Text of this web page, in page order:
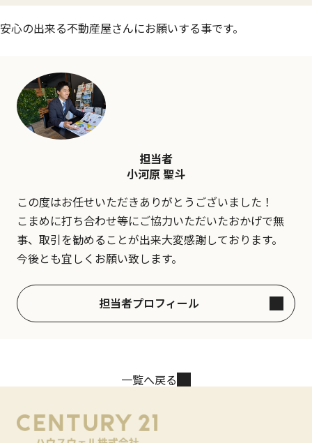
安心の出来る不動産屋さんにお願いする事です。
担当者
小河原 聖斗
この度はお任せいただきありがとうございました！
こまめに打ち合わせ等にご協力いただいたおかげで無
事、取引を勧めることが出来大変感謝しております。
今後とも宜しくお願い致します。
担当者プロフィール
一覧へ戻る